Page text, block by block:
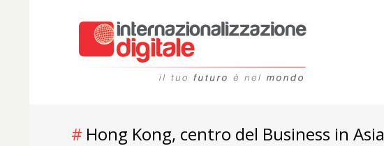
Hong Kong, centro del Business in Asia